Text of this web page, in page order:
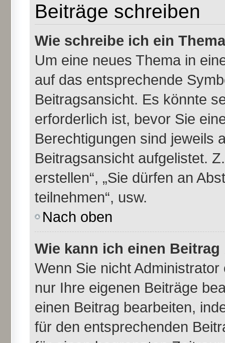
Beiträge schreiben
Wie schreibe ich ein
Um eine neues Thema in
auf das entsprechende
Beitragsansicht. Es könnte
erforderlich ist, bevor Sie
Berechtigungen sind jeweils
Beitragsansicht aufgelistet.
erstellen“, „Sie dürfen an
teilnehmen“, usw.
Nach oben
Wie kann ich einen
Wenn Sie nicht
nur Ihre eigenen Beiträge
einen Beitrag bearbeiten,
für den entsprechenden